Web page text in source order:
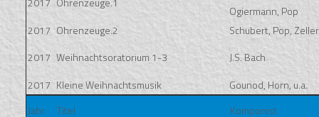
Ogiermann, Pop
2017 Ohrenzeuge.2
Schubert, Pop, Zeller
2017 Weihnachtsoratorium 1-3
J.S. Bach
2017 Kleine Weihnachtsmusik
Gounod, Horn, u.a.
Jahr
Titel Komponist